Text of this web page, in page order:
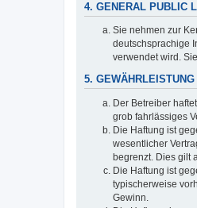
4. GENERAL PUBLIC
Sie nehmen zur
deutschsprachige
verwendet wird.
5. GEWÄHRLEISTUNG
Der Betreiber
grob fahrlässiges
Die Haftung ist
wesentlicher
begrenzt. Dies gilt
Die Haftung ist
typischerweise
Gewinn.